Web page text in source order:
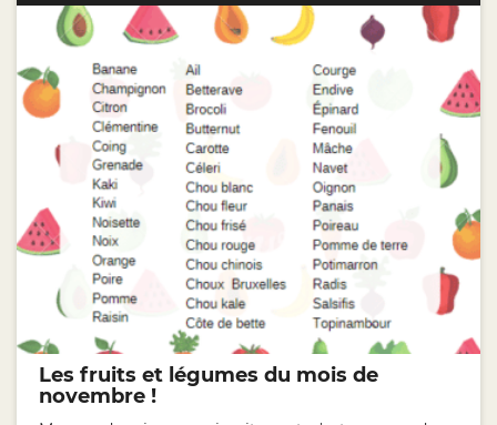
Les fruits et légumes du mois de
novembre !